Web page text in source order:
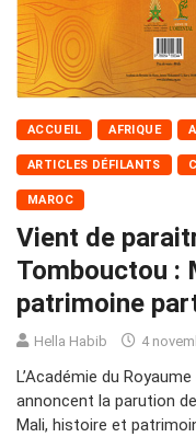
ACCUEIL AFRIQUE
ARTICLES DÉFILANTS
MAROC
Vient de
Tombouctou :
patrimoine
Hella Habib 4
L’Académie du
annoncent la parution
Mali, histoire et